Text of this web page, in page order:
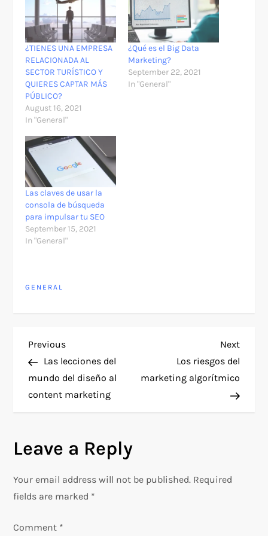
¿TIENES UNA EMPRESA
RELACIONADA AL
SECTOR TURÍSTICO Y
QUIERES CAPTAR MÁS
PÚBLICO?
August 16, 2021
In "General"
¿Qué es el Big Data
Marketing?
September 22, 2021
In "General"
​Las claves de usar la
consola de búsqueda
para impulsar tu SEO
September 15, 2021
In "General"
GENERAL
P
o
s
n
a
Previous
Post
Previous
Las lecciones del
mundo del diseño al
content marketing
Next
Post
Next
​Los riesgos del
marketing algorítmico
Leave a Reply
Your email address will not be published. Required
fields are marked *
Comment *